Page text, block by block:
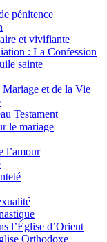
pénitence
et vivifiante
: La Confession
sainte
et de la Vie
Testament
le mariage
l’amour
l’Église d’Orient
Orthodoxe